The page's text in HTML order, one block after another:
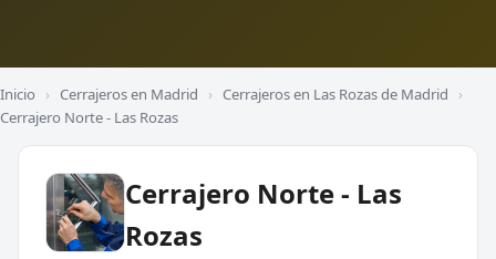
Inicio › Cerrajeros en Madrid › Cerrajeros en Las Rozas de Madrid
›
Cerrajero Norte - Las Rozas
Cerrajero Norte - Las
Rozas